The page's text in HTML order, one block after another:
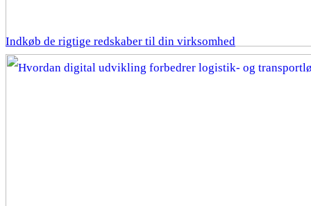
Indkøb de rigtige redskaber til din virksomhed